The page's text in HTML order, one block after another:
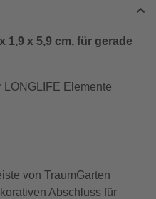
1,9 x 5,9 cm, für gerade
LONGLIFE Elemente
von TraumGarten
Abschluss für